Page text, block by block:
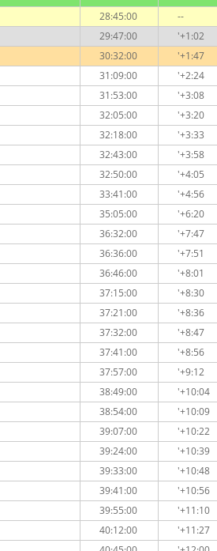
28:45:00
--
29:47:00
'+1:02
30:32:00
'+1:47
31:09:00
'+2:24
31:53:00
'+3:08
32:05:00
'+3:20
32:18:00
'+3:33
32:43:00
'+3:58
32:50:00
'+4:05
33:41:00
'+4:56
35:05:00
'+6:20
36:32:00
'+7:47
36:36:00
'+7:51
36:46:00
'+8:01
37:15:00
'+8:30
37:21:00
'+8:36
37:32:00
'+8:47
37:41:00
'+8:56
37:57:00
'+9:12
38:49:00
'+10:04
38:54:00
'+10:09
39:07:00
'+10:22
39:24:00
'+10:39
39:33:00
'+10:48
39:41:00
'+10:56
39:55:00
'+11:10
40:12:00
'+11:27